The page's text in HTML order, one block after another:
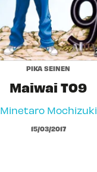
PIKA SEINEN
Maiwai T09
Minetaro Mochizuki
15/03/2017